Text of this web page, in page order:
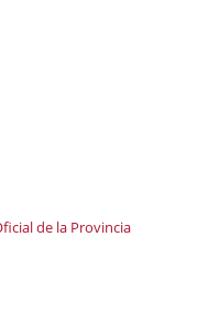
de la Provincia